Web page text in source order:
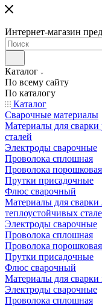
Интернет-магазин
Каталог
По всему сайту
По каталогу
Каталог
Сварочные материалы
Материалы для сварки
сталей
Электроды сварочные
Проволока сплошная
Проволока порошковая
Прутки присадочные
Флюс сварочный
Материалы для
теплоустойчивых
Электроды сварочные
Проволока сплошная
Проволока порошковая
Прутки присадочные
Флюс сварочный
Материалы для
Электроды сварочные
Проволока сплошная